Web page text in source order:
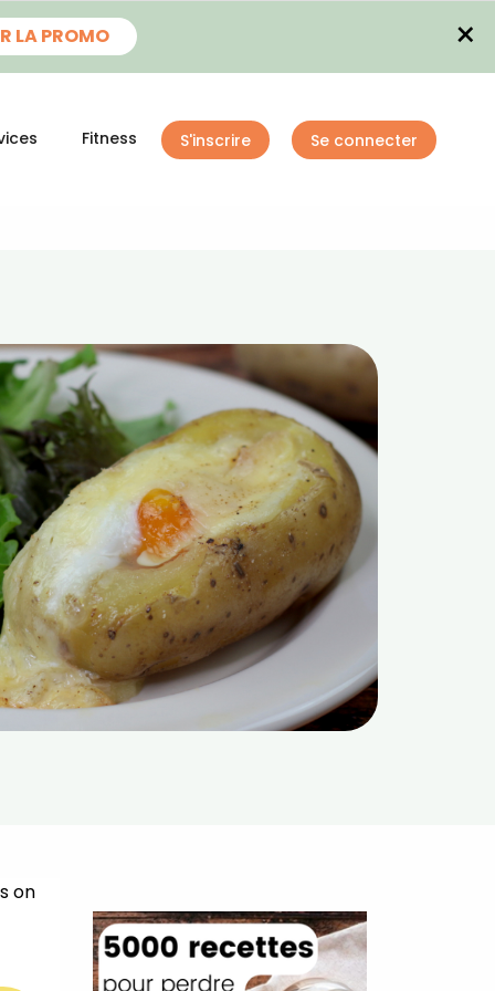
LA PROMO ×
Fitness S'inscrire Se connecter
on